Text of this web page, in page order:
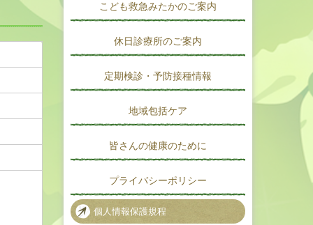
こども救急みたかのご案内
休日診療所のご案内
定期検診・予防接種情報
地域包括ケア
皆さんの健康のために
プライバシーポリシー
個人情報保護規程